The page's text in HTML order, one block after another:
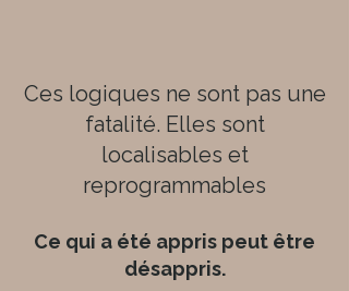
Ces logiques ne sont pas une
fatalité. Elles sont
localisables et
reprogrammables​
Ce qui a été appris peut être
désappris.